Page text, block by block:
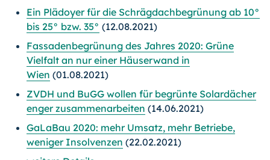
Ein Plädoyer für die Schrägdachbegrünung ab 10°
bis 25° bzw. 35° (12.08.2021)
Fassadenbegrünung des Jahres 2020: Grüne
Vielfalt an nur einer Häuserwand in
Wien (01.08.2021)
ZVDH und BuGG wollen für begrünte Solardächer
enger zusammenarbeiten (14.06.2021)
GaLaBau 2020: mehr Umsatz, mehr Betriebe,
weniger Insolvenzen (22.02.2021)